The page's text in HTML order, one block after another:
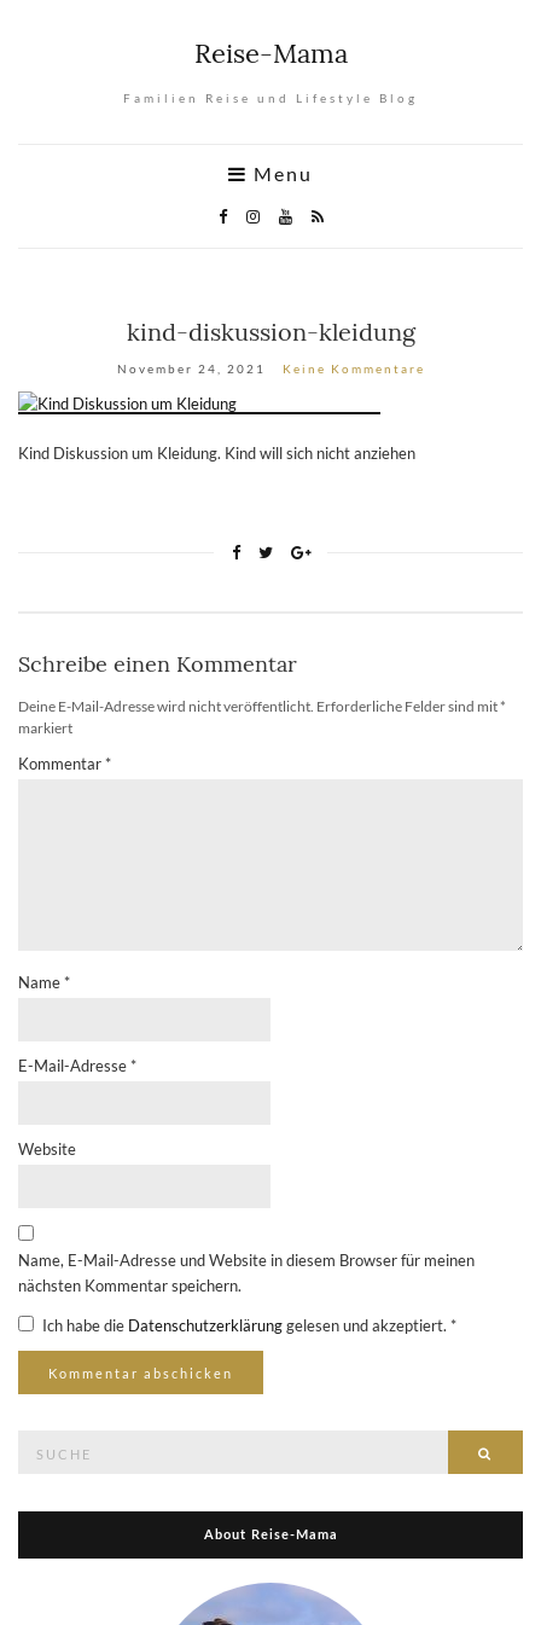
Reise-Mama
Familien Reise und Lifestyle Blog
Menu
kind-diskussion-kleidung
November 24, 2021 Keine Kommentare
Kind Diskussion um Kleidung. Kind will sich nicht anziehen
Schreibe einen Kommentar
Deine E-Mail-Adresse wird nicht veröffentlicht. Erforderliche Felder sind mit *
markiert
Kommentar *
Name *
E-Mail-Adresse *
Website
Name, E-Mail-Adresse und Website in diesem Browser für meinen
nächsten Kommentar speichern.
Ich habe die Datenschutzerklärunggelesen und akzeptiert. *
About Reise-Mama